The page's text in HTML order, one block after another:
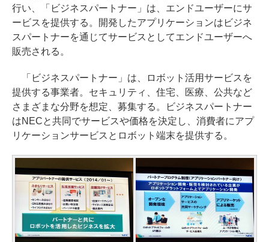
行い、「ビジネスパートナー」は、エンドユーザーにサ
ービスを提供する。開発したアプリケーションはビジネ
スパートナーを通じてサービスとしてエンドユーザーへ
販売される。
「ビジネスパートナー」は、ロボット活用サービスを
提供する事業者。セキュリティ、住宅、医療、公共など
さまざまな分野を想定、募集する。ビジネスパートナー
はNECと共同でサービスや価格を決定し、消費者にアプ
リケーションサービスとロボット端末を提供する。